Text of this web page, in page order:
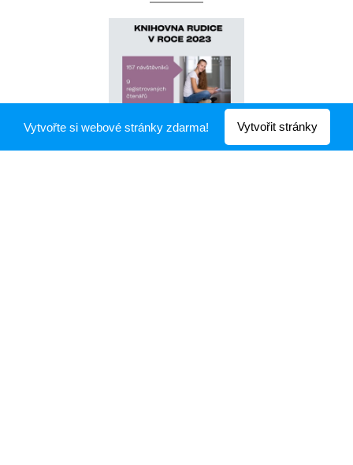
Vytvořte si webové stránky zdarma! Vytvořit stránky